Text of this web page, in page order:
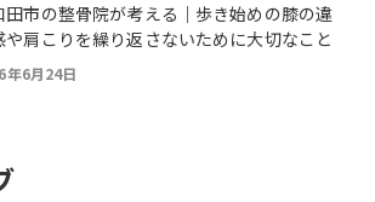
田市の整骨院が考える｜歩き始めの膝の違
や肩こりを繰り返さないために大切なこと
年6月24日